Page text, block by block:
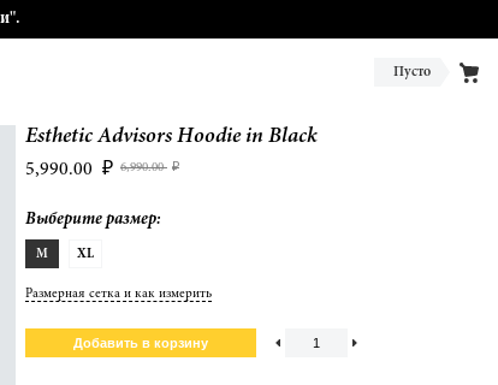
Пусто
Esthetic Advisors Hoodie in Black
5,990.00 ₽ 6,990.00 ₽
Выберите размер:
M XL
Размерная сетка и как измерить